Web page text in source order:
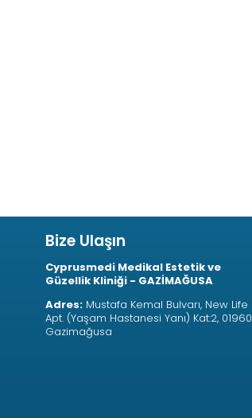
Bize Ulaşın
Cyprusmedi Medikal Estetik ve
Güzellik Kliniği - GAZİMAĞUSA
Adres: Mustafa Kemal Bulvarı, New Life
Apt. (Yaşam Hastanesi Yanı) Kat:2, 01960
Gazimağusa